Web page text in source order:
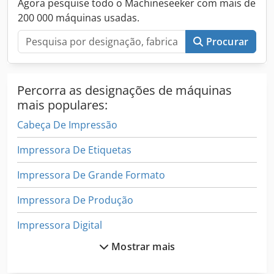
Agora pesquise todo o Machineseeker com mais de
200 000 máquinas usadas.
Procurar
Percorra as designações de máquinas
mais populares:
Cabeça De Impressão
Impressora De Etiquetas
Impressora De Grande Formato
Impressora De Produção
Impressora Digital
Impressora Digital Sem FimMostrar mais